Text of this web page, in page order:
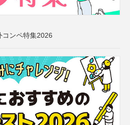
コンペ特集2026